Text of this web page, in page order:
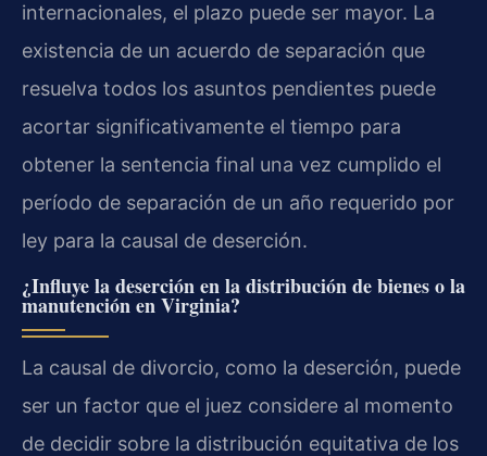
internacionales, el plazo puede ser mayor. La
existencia de un acuerdo de separación que
resuelva todos los asuntos pendientes puede
acortar significativamente el tiempo para
obtener la sentencia final una vez cumplido el
período de separación de un año requerido por
ley para la causal de deserción.
¿Influye la deserción en la distribución de bienes o la
manutención en Virginia?
La causal de divorcio, como la deserción, puede
ser un factor que el juez considere al momento
de decidir sobre la distribución equitativa de los